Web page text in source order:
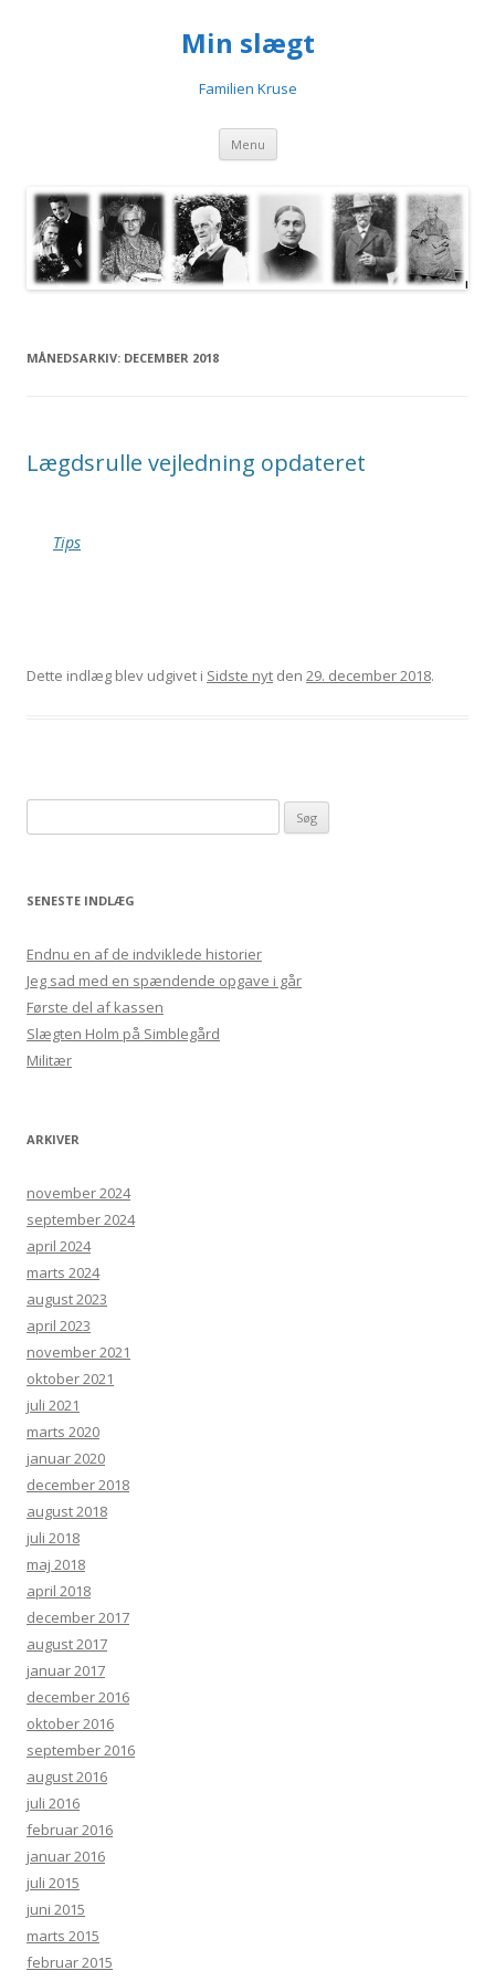
Min slægt
Familien Kruse
Menu Videre til indhold
MÅNEDSARKIV: DECEMBER 2018
Lægdsrulle vejledning opdateret
Tips
Dette indlæg blev udgivet i Sidste nyt den 29. december 2018.
SENESTE INDLÆG
Endnu en af de indviklede historier
Jeg sad med en spændende opgave i går
Første del af kassen
Slægten Holm på Simblegård
Militær
ARKIVER
november 2024
september 2024
april 2024
marts 2024
august 2023
april 2023
november 2021
oktober 2021
juli 2021
marts 2020
januar 2020
december 2018
august 2018
juli 2018
maj 2018
april 2018
december 2017
august 2017
januar 2017
december 2016
oktober 2016
september 2016
august 2016
juli 2016
februar 2016
januar 2016
juli 2015
juni 2015
marts 2015
februar 2015